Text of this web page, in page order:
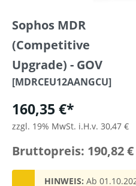
Sophos MDR
(Competitive
Upgrade) - GOV
[MDRCEU12AANGCU]
160,35 €*
zzgl. 19% MwSt. i.H.v. 30,47 €
Bruttopreis: 190,82 €
HINWEIS: Ab